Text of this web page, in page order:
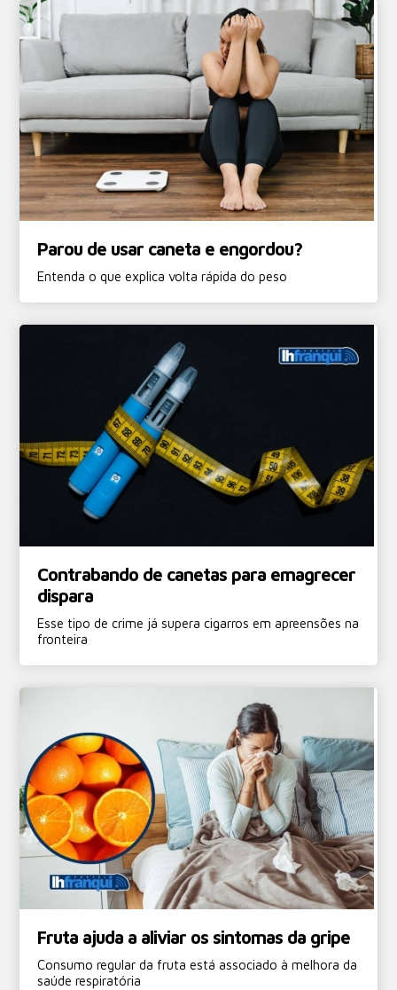
Parou de usar caneta e engordou?
Entenda o que explica volta rápida do peso
Contrabando de canetas para emagrecer
dispara
Esse tipo de crime já supera cigarros em apreensões na
fronteira
Fruta ajuda a aliviar os sintomas da gripe
Consumo regular da fruta está associado à melhora da
saúde respiratória